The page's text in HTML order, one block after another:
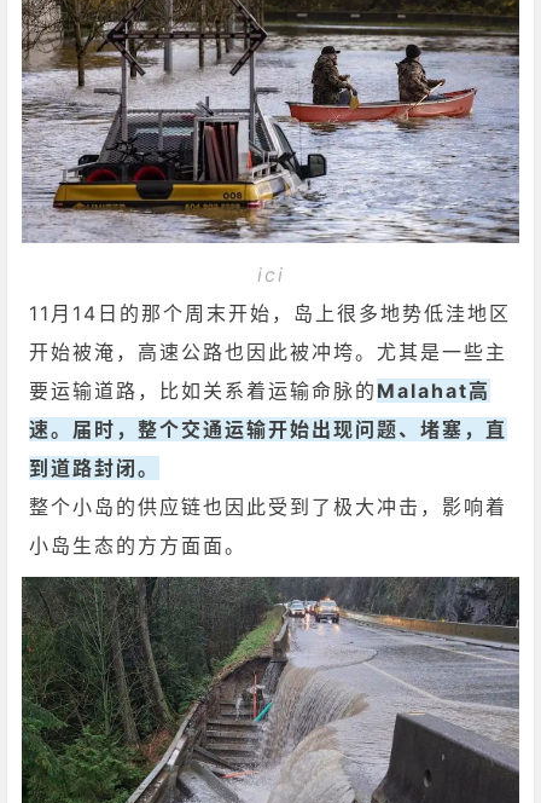
ici
11月14日的那个周末开始，岛上很多地势低洼地区
开始被淹，高速公路也因此被冲垮。尤其是一些主
要运输道路，比如关系着运输命脉的 Malahat高
速。届时，整个交通运输开始出现问题、堵塞，直
到道路封闭。
整个小岛的供应链也因此受到了极大冲击，影响着
小岛生态的方方面面。